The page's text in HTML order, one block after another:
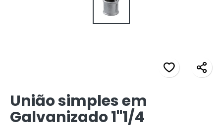
União simples em
Galvanizado 1"1/4